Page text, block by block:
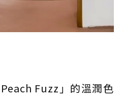
Fuzz」的溫潤色